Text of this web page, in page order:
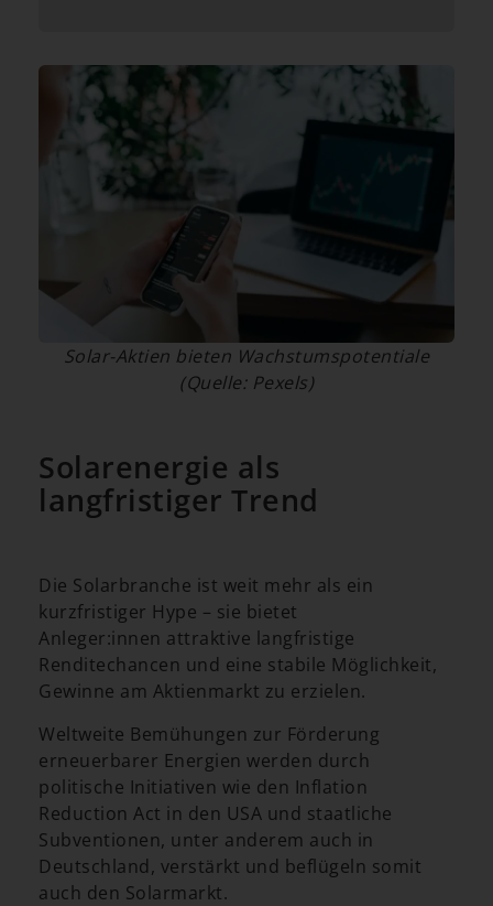
Solar-Aktien bieten Wachstumspotentiale
(Quelle: Pexels)
Solarenergie als
langfristiger Trend
Die Solarbranche ist weit mehr als ein
kurzfristiger Hype – sie bietet
Anleger:innen attraktive langfristige
Renditechancen und eine stabile Möglichkeit,
Gewinne am Aktienmarkt zu erzielen.
Weltweite Bemühungen zur Förderung
erneuerbarer Energien werden durch
politische Initiativen wie den Inflation
Reduction Act in den USA und staatliche
Subventionen, unter anderem auch in
Deutschland, verstärkt und beflügeln somit
auch den Solarmarkt.